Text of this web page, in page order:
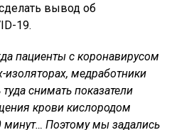
вывод об
19.
пациенты с коронавирусом
изоляторах, медработники
снимать показатели
крови кислородом
Поэтому мы задались